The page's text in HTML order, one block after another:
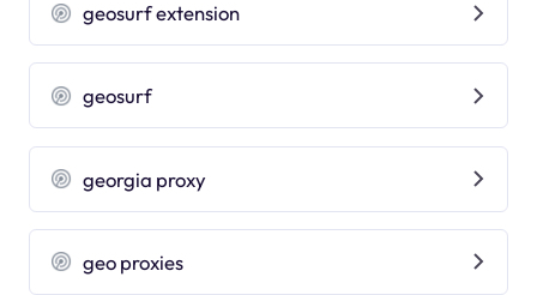
geosurf extension
geosurf
georgia proxy
geo proxies